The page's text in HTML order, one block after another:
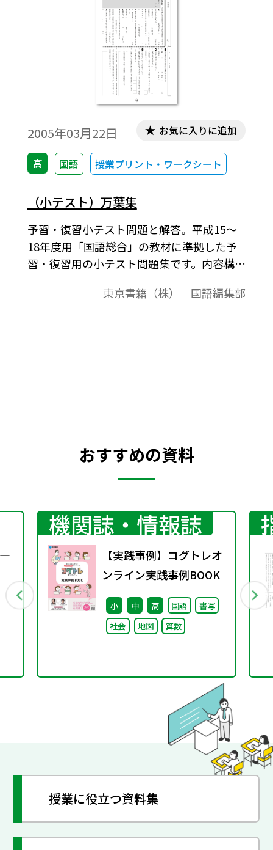
2005年03月22日
高 国語 授業プリント・ワークシート
お気に入りに追加
（小テスト）万葉集
予習・復習小テスト問題と解答。平成15～
18年度用「国語総合」の教材に準拠した予
習・復習用の小テスト問題集です。内容構成
例という構成です。東京書籍（株） 国語編集部
おすすめの資料
―
機関誌・情報誌
【実践事例】コグトレオ
ンライン実践事例BOOK
小 中 高 国語
書写
社会
地図 算数
授業に役立つ資料集